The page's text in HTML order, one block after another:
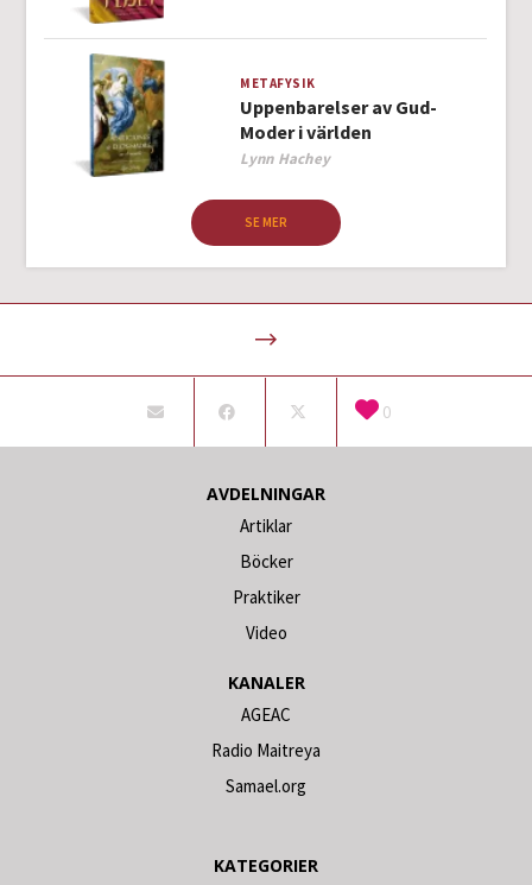
METAFYSIK
Uppenbarelser av Gud-
Moder i världen
Author
Lynn Hachey
SE MER
0
AVDELNINGAR
Artiklar
Böcker
Praktiker
Video
KANALER
AGEAC
Radio Maitreya
Samael.org
KATEGORIER